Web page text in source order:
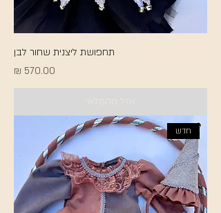
תחפושת ליצנית שחור לבן
מחיר
אזל מהמלאי
חדש